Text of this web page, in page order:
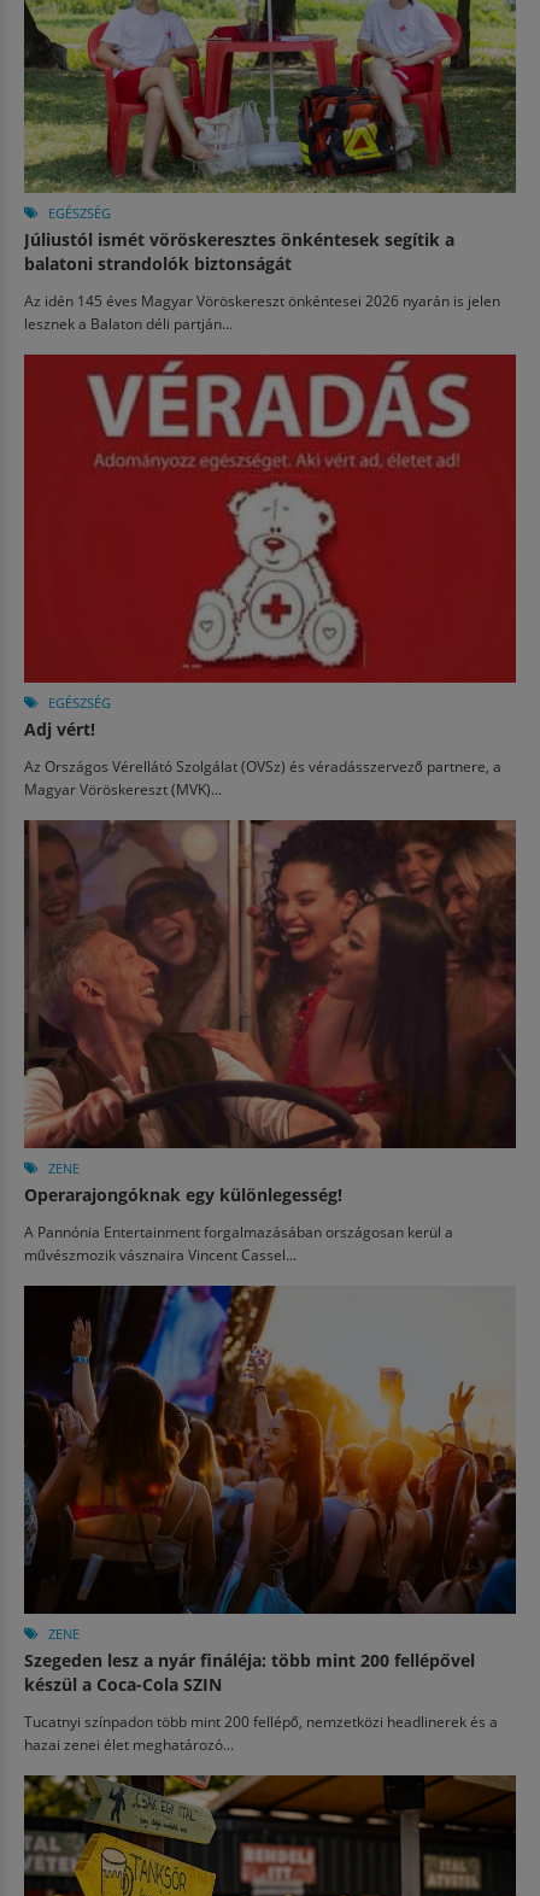
EGÉSZSÉG
Júliustól ismét vöröskeresztes önkéntesek segítik a
balatoni strandolók biztonságát
Az idén 145 éves Magyar Vöröskereszt önkéntesei 2026 nyarán is jelen
lesznek a Balaton déli partján...
EGÉSZSÉG
Adj vért!
Az Országos Vérellátó Szolgálat (OVSz) és véradásszervező partnere, a
Magyar Vöröskereszt (MVK)...
ZENE
Operarajongóknak egy különlegesség!
A Pannónia Entertainment forgalmazásában országosan kerül a
művészmozik vásznaira Vincent Cassel...
ZENE
Szegeden lesz a nyár fináléja: több mint 200 fellépővel
készül a Coca-Cola SZIN
Tucatnyi színpadon több mint 200 fellépő, nemzetközi headlinerek és a
hazai zenei élet meghatározó...